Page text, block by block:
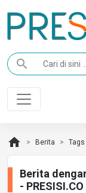
search
home Berita Tags
Berita
- PRESISI.CO